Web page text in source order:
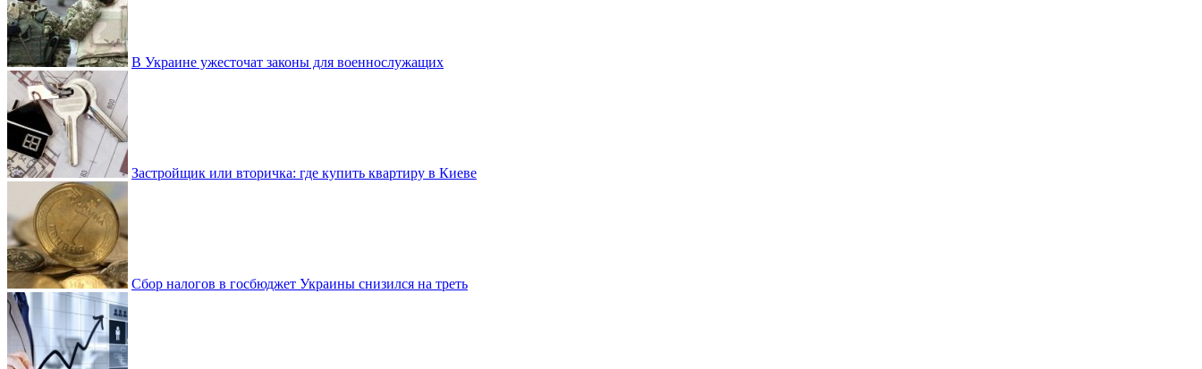
В Украине ужесточат законы для военнослужащих
Застройщик или вторичка: где купить квартиру в Киеве
Сбор налогов в госбюджет Украины снизился на треть